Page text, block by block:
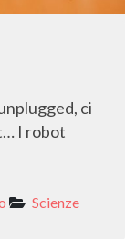
ci
I robot
Scienze